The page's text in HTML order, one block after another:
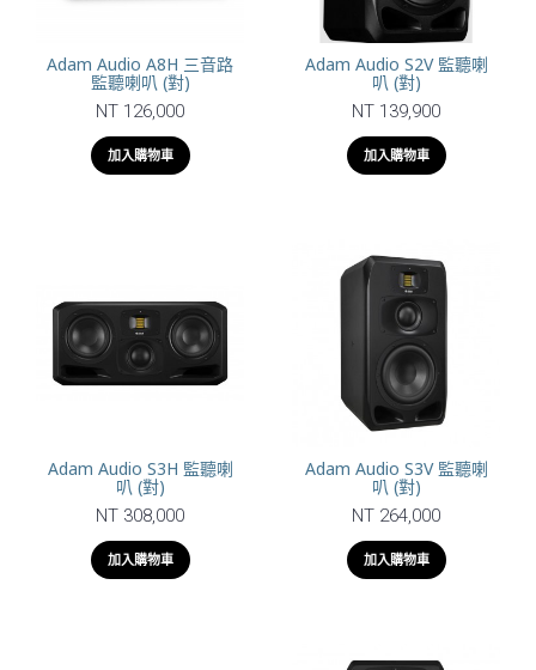
Adam Audio A8H 三音路
監聽喇叭 (對)
NT 126,000
加入購物車
Adam Audio S2V 監聽喇
叭 (對)
NT 139,900
加入購物車
Adam Audio S3H 監聽喇
叭 (對)
NT 308,000
加入購物車
Adam Audio S3V 監聽喇
叭 (對)
NT 264,000
加入購物車